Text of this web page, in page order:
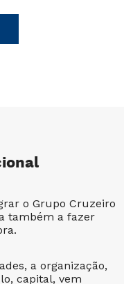
o Grupo Cruzeiro
também a fazer
a organização,
capital, vem